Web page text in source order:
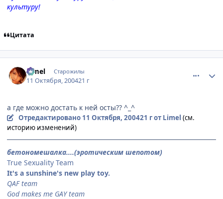
культуру!
Цитата
Limel Старожилы
11 Октября, 200421 г
а где можно достать к ней осты?? ^_^
Отредактировано 11 Октября, 200421 гот Limel (см.
историю изменений)
бетономешалка....(эротическим шепотом)
True Sexuality Team
It's a sunshine's new play toy.
QAF team
God makes me GAY team